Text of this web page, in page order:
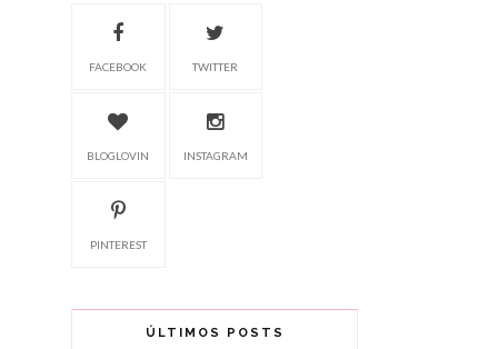
FACEBOOK TWITTER
BLOGLOVIN INSTAGRAM
PINTEREST
ÚLTIMOS POSTS